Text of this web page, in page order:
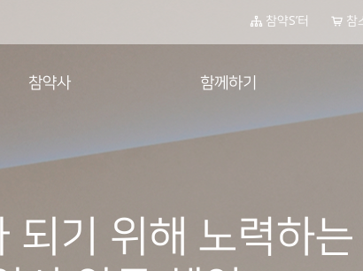
참약사
참약사 역사
참약사 강점
참약사 시작
함께하기
가입 문의
참약S’터 참
되기 위해 노력하는